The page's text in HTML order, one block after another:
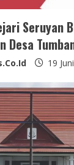
Seruyan
Desa
19